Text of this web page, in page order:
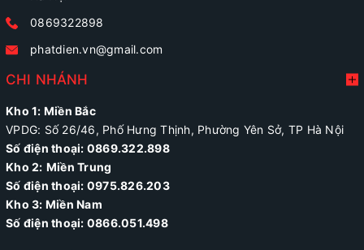
0869322898
phatdien.vn@gmail.com
CHI NHÁNH
Kho 1: Miền Bắc
VPDG: Số 26/46, Phố Hưng Thịnh, Phường Yên Sở, TP Hà Nội
Số điện thoại: 0869.322.898
Kho 2: Miền Trung
Số điện thoại: 0975.826.203
Kho 3: Miền Nam
Số điện thoại: 0866.051.498